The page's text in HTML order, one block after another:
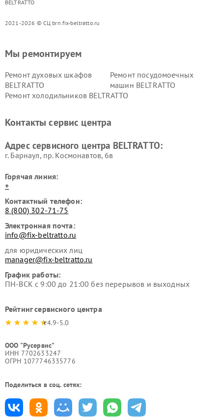
BELTRATTO
2021-2026 © СЦ brn.fix-beltratto.ru
Мы ремонтируем
Ремонт духовых шкафов
BELTRATTO
Ремонт посудомоечных
машин BELTRATTO
Ремонт холодильников BELTRATTO
Контакты сервис центра
Адрес сервисного центра BELTRATTO:
г. Барнаул, ​пр. Космонавтов, 6в
Горячая линия:
+
Контактный телефон:
8 (800) 302-71-75
Электронная почта:
info@fix-beltratto.ru
для юридических лиц
manager@fix-beltratto.ru
График работы:
ПН-ВСК с 9:00 до 21:00 без перерывов и выходных
Рейтинг сервисного центра
4.9-5.0
ООО "Русервис"
ИНН 7702633247
ОГРН 1077746335776
Поделиться в соц. сетях: